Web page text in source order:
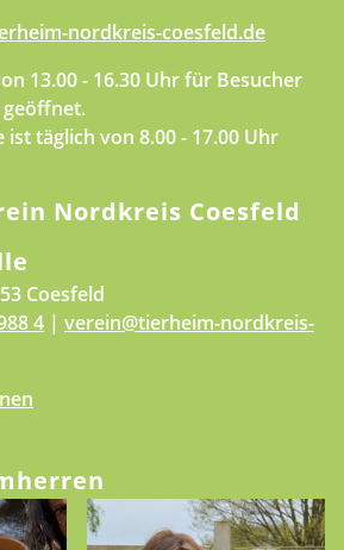
nordkreis-coesfeld.de
13.00 - 16.30 Uhr für Besucher
geöffnet.
täglich von 8.00 - 17.00 Uhr
Nordkreis Coesfeld
Coesfeld
4 | verein@tierheim-nordkreis-